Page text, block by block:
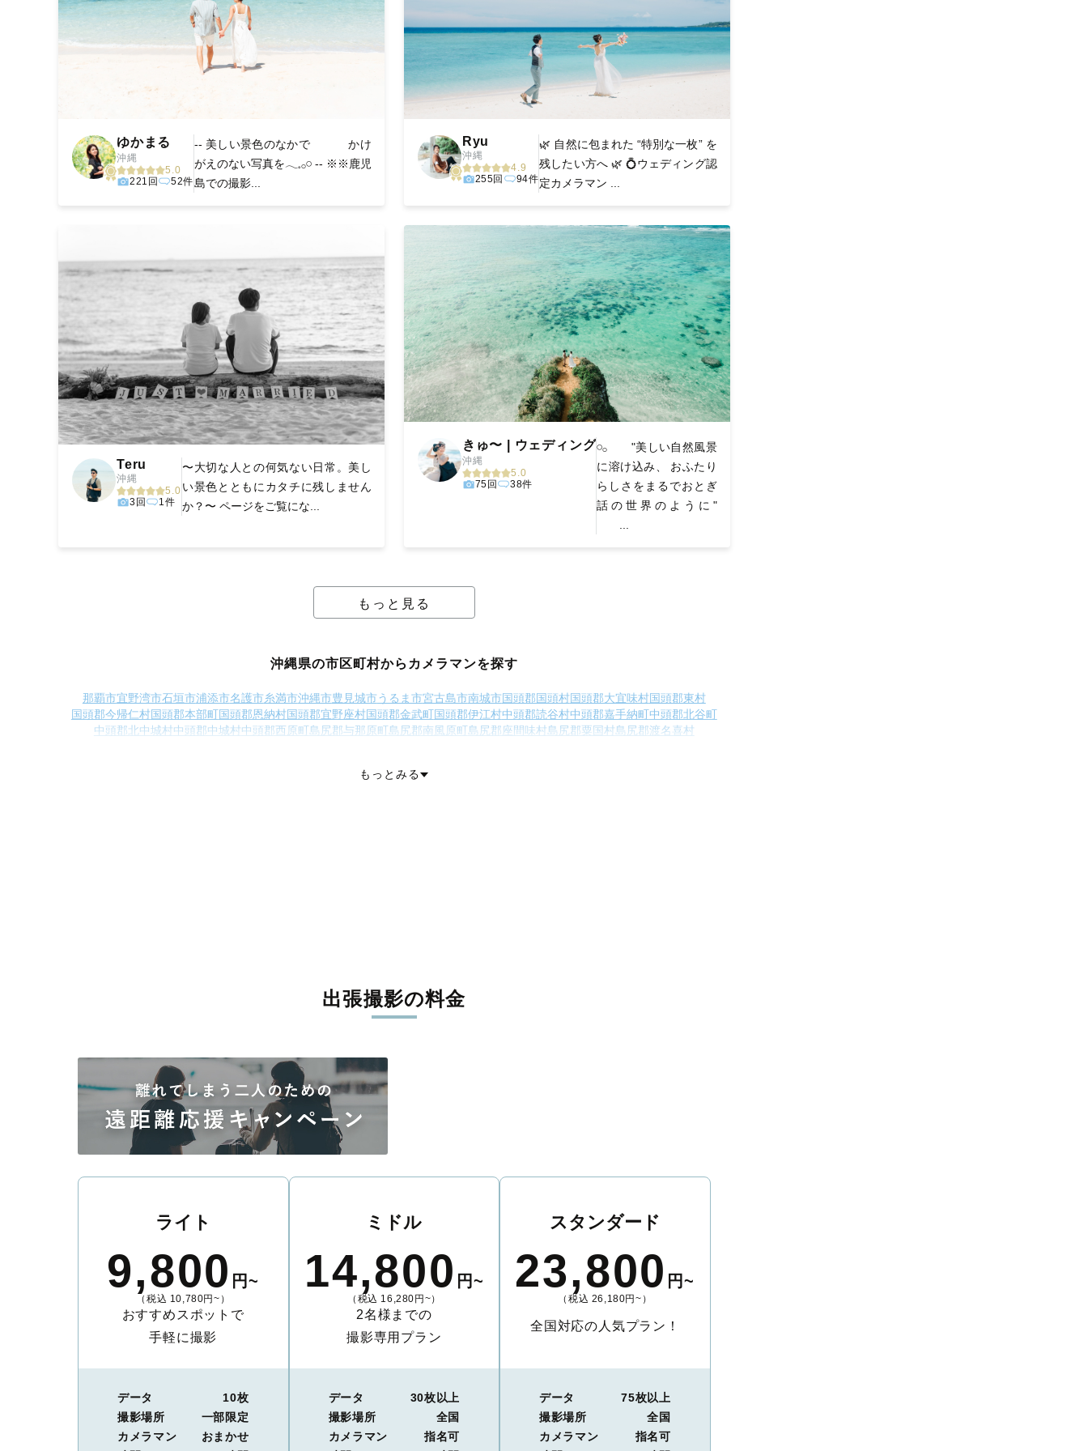
ゆかまる
沖縄
5.0
221回
52件
-- 美しい景色のなかで かけ
がえのない写真を𓂃𓈒𓂂𓏸 -- ※※鹿児
島での撮影...
Ryu
沖縄
4.9
255回
94件
🌿 自然に包まれた “特別な一枚” を
残したい方へ 🌿 💍ウェディング認
定カメラマン ...
Teru
沖縄
5.0
3回
1件
〜大切な人との何気ない日常。美し
い景色とともにカタチに残しません
か？〜 ページをご覧にな...
きゅ〜 | ウェディング
沖縄
5.0
75回
38件
𓏸𓂂 "美しい自然風景
に溶け込み、 おふたり
らしさをまるでおとぎ
話の世界のように"
...
もっと見る
沖縄県の市区町村からカメラマンを探す
那覇市宜野湾市石垣市浦添市名護市糸満市沖縄市豊見城市うるま市宮古島市南城市国頭郡国頭村国頭郡大宜味村国頭郡東村
国頭郡今帰仁村国頭郡本部町国頭郡恩納村国頭郡宜野座村国頭郡金武町国頭郡伊江村中頭郡読谷村中頭郡嘉手納町中頭郡北谷町
中頭郡北中城村中頭郡中城村中頭郡西原町島尻郡与那原町島尻郡南風原町島尻郡座間味村島尻郡粟国村島尻郡渡名喜村
もっとみる
出張撮影の料金
ライト
9,800 円~
（税込 10,780円~）
おすすめスポットで
手軽に撮影
データ
10枚
撮影場所
一部限定
カメラマン
おまかせ
ミドル
14,800 円~
（税込 16,280円~）
2名様までの
撮影専用プラン
データ
30枚以上
撮影場所
全国
カメラマン
指名可
スタンダード
23,800 円~
（税込 26,180円~）
全国対応の人気プラン！
データ
75枚以上
撮影場所
全国
カメラマン
指名可